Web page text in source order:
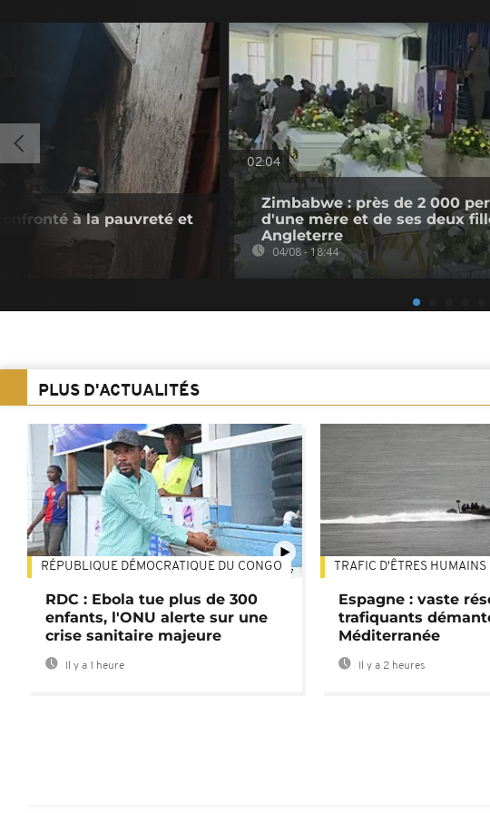
à la pauvreté et
02:04
Zimbabwe : près de 2 000
d'une mère et de ses deux
Angleterre
04/08 - 18:44
PLUS D'ACTUALITÉS
01:47
RÉPUBLIQUE DÉMOCRATIQUE DU CONGO
RDC : Ebola tue plus de 300
enfants, l'ONU alerte sur une
crise sanitaire majeure
Il y a 1 heure
TRAFIC D'ÊTRES HUMAINS
Espagne : vaste
trafiquants
Méditerranée
Il y a 2 heures